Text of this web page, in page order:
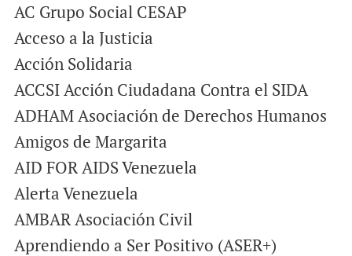
AC Grupo Social CESAP
Acceso a la Justicia
Acción Solidaria
ACCSI Acción Ciudadana Contra el SIDA
ADHAM Asociación de Derechos Humanos
Amigos de Margarita
AID FOR AIDS Venezuela
Alerta Venezuela
AMBAR Asociación Civil
Aprendiendo a Ser Positivo (ASER+)